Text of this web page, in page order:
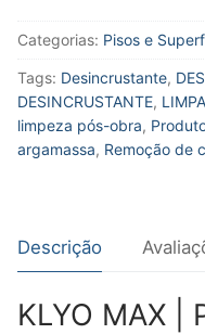
Pós-
Obra
LIMPADOR
DESINCRUSTANTE
ÁCIDO
Categorias: Pisos e
Tags: Desincrustante,
DESINCRUSTANTE,
limpeza pós-obra,
argamassa, Remoção de
Descrição
KLYO MAX |